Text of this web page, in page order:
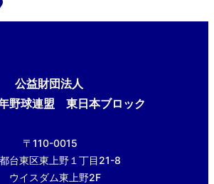
公益財団法人
野球連盟 東日本ブロック
〒110-0015
台東区東上野１丁目21-8
ウイスダム東上野2F